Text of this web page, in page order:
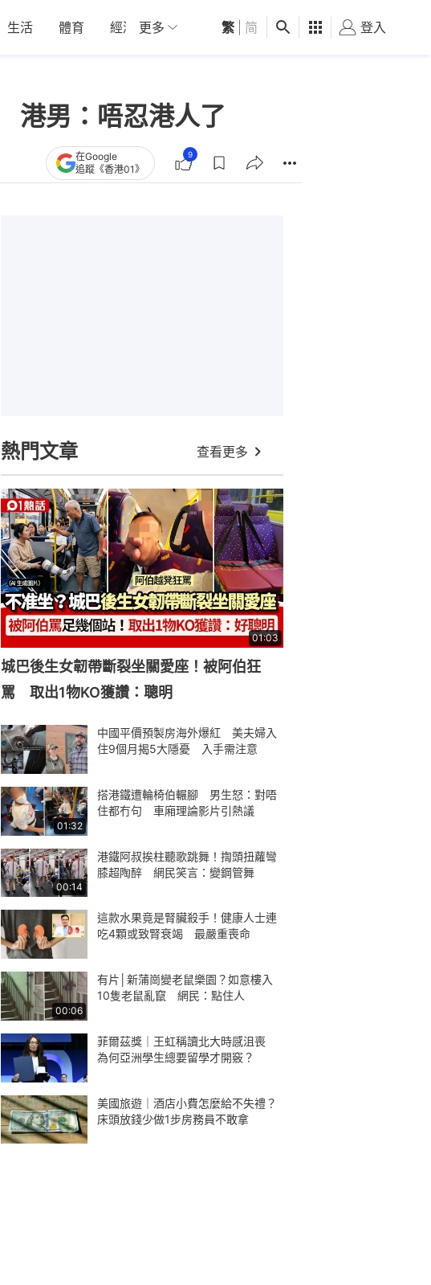
生活 體育 經濟 01深圳 觀點 健康 好食玩飛
更多 繁 简 登入
港男：唔忍港人了
在Google
追蹤《香港01》
9
熱門文章 查看更多
01:03
城巴後生女韌帶斷裂坐關愛座！被阿伯狂
罵 取出1物KO獲讚：聰明
中國平價預製房海外爆紅 美夫婦入
住9個月揭5大隱憂 入手需注意
01:32
搭港鐵遭輪椅伯輾腳 男生怒：對唔
住都冇句 車廂理論影片引熱議
00:14
港鐵阿叔挨柱聽歌跳舞！揈頭扭蘿彎
膝超陶醉 網民笑言：變鋼管舞
這款水果竟是腎臟殺手！健康人士連
吃4顆或致腎衰竭 最嚴重喪命
00:06
有片│新蒲崗變老鼠樂園？如意樓入
10隻老鼠亂竄 網民：點住人
菲爾茲獎｜王虹稱讀北大時感沮喪
為何亞洲學生總要留學才開竅？
美國旅遊｜酒店小費怎麼給不失禮？
床頭放錢少做1步房務員不敢拿